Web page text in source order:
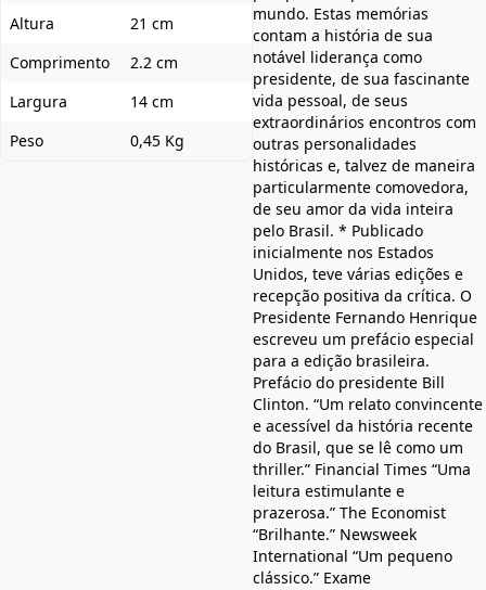
Altura
21 cm
Comprimento
2.2 cm
Largura
14 cm
Peso
0,45 Kg
mundo. Estas memórias
contam a história de sua
notável liderança como
presidente, de sua fascinante
vida pessoal, de seus
extraordinários encontros com
outras personalidades
históricas e, talvez de maneira
particularmente comovedora,
de seu amor da vida inteira
pelo Brasil. * Publicado
inicialmente nos Estados
Unidos, teve várias edições e
recepção positiva da crítica. O
Presidente Fernando Henrique
escreveu um prefácio especial
para a edição brasileira.
Prefácio do presidente Bill
Clinton. “Um relato convincente
e acessível da história recente
do Brasil, que se lê como um
thriller.” Financial Times “Uma
leitura estimulante e
prazerosa.” The Economist
“Brilhante.” Newsweek
International “Um pequeno
clássico.” Exame